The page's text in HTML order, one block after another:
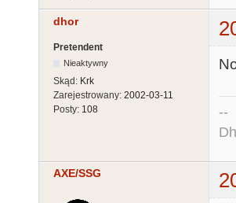
dhor
Pretendent
Nieaktywny
Skąd: Krk
Zarejestrowany: 2002-03-11
Posty: 108
--
AXE/SSG